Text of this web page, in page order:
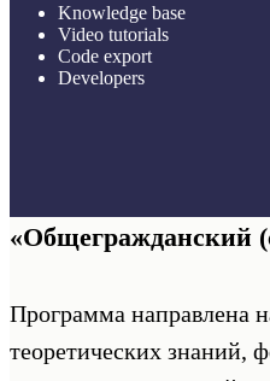
Knowledge base
Video tutorials
Code export
Developers
«Общегражданский
Программа направлена
теоретических знаний,